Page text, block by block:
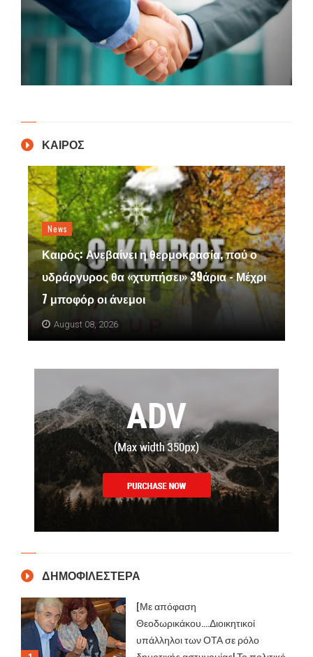
ΚΑΙΡΟΣ
News
Καιρός: Ανεβαίνει η θερμοκρασία, πού ο
υδράργυρος θα «χτυπήσει» 39άρια - Μέχρι
7 μποφόρ οι άνεμοι
August 08, 2026
ΔΗΜΟΦΙΛΕΣΤΕΡΑ
[Με απόφαση
Θεοδωρικάκου....Διοικητικοί
υπάλληλοι των ΟΤΑ σε ρόλο